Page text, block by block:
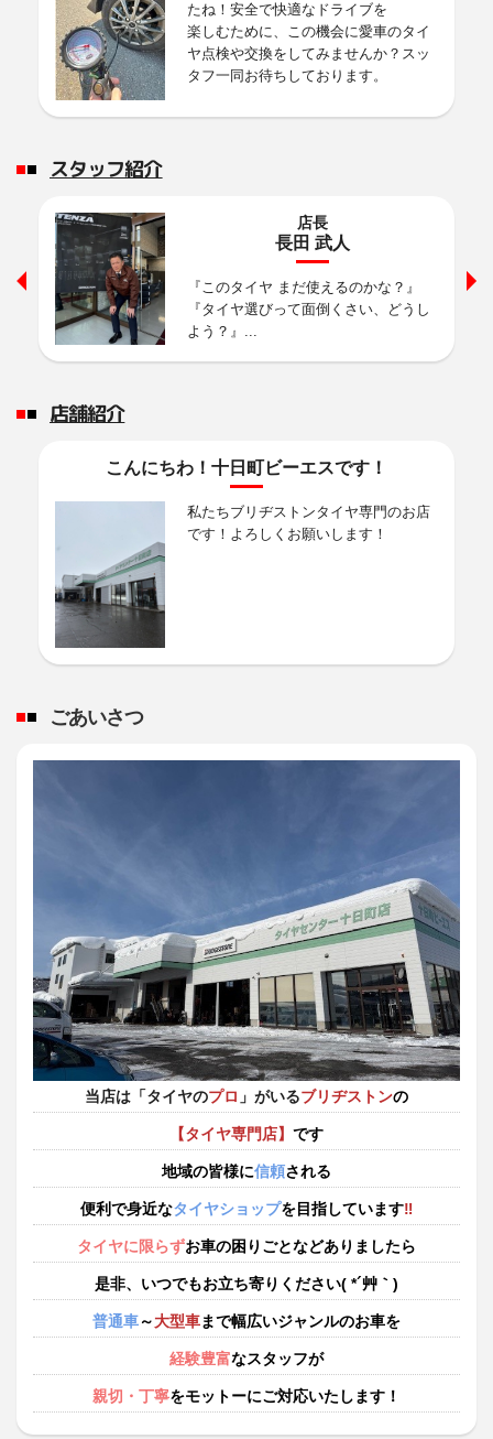
スタッフ日記
✍!BTA講習会開催致しました!✍
お世話になっております。先日、販売会社様向けにブリヂストンタイヤアドバイザー(略称:BTA)講習会を
晴れてきましたね！！！
2026年5月27日
スタッフ日記
暑くなってきましたね！
バッテリーは元気に動いてますか～？
・最近エンジンのかかりが悪い？
2026年4月30日
☂雨のちフィネッサキャンペーン開催☀
お世話になります。4月も残すところ1週間となり皆様お待ちかね！
私たち十日町BSではお客様のタイヤ点検をお待ちしております！
2026年4月21日
スタッフ日記
つくしも顔を出しております！
春のやわらかな陽ざしの中、ひょっこりと顔を出すつくし達
2026年4月20日
スタッフ日記
春が来ましたね！
2026年4月15日
スタッフ日記
ガラスコーティングをしました！
2026年4月10日
暖かくなってまいりました！
たね！安全で快適なドライブを
楽しむために、この機会に愛車のタイ
ヤ点検や交換をしてみませんか？スッ
タフ一同お待ちしております。
スタッフ紹介
店長
長田 武人
『このタイヤ まだ使えるのかな？』
『タイヤ選びって面倒くさい、どうし
よう？』...
店舗紹介
こんにちわ！十日町ビーエスです！
私たちブリヂストンタイヤ専門のお店
です！よろしくお願いします！
ごあいさつ
当店は「タイヤのプロ 」がいるブリヂストンの
【タイヤ専門店】 です
地域の皆様に信頼される
便利で身近なタイヤショップを目指しています‼
タイヤに限らずお車の困りごとなどありましたら
是非、いつでもお立ち寄りください( *´艸｀)
普通車～大型車まで幅広いジャンルのお車を
経験豊富なスタッフが
親切・丁寧をモットーにご対応いたします！